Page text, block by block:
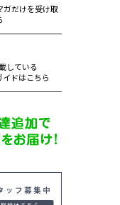
ガだけを受け取
している
ドはこちら